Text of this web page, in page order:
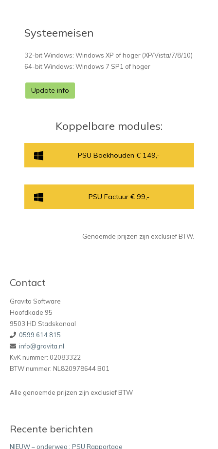
Systeemeisen
32-bit Windows: Windows XP of hoger (XP/Vista/7/8/10)
64-bit Windows: Windows 7 SP1 of hoger
Update info
Koppelbare modules:
PSU Boekhouden € 149,-
PSU Factuur € 99,-
Genoemde prijzen zijn exclusief BTW.
Contact
Gravita Software
Hoofdkade 95
9503 HD Stadskanaal
0599 614 815
info@gravita.nl
KvK nummer: 02083322
BTW nummer: NL820978644 B01
Alle genoemde prijzen zijn exclusief BTW
Recente berichten
NIEUW – onderweg : PSU Rapportage